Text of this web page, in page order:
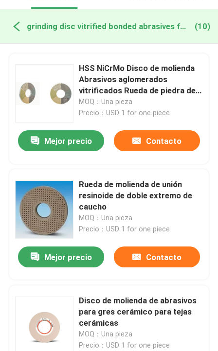
grinding disc vitrified bonded abrasives fabricación en línea (10)
HSS NiCrMo Disco de molienda
Abrasivos aglomerados
vitrificados Rueda de piedra de
molienda
MOQ：Una pieza
Precio：USD 1 for one piece
Mejor precio Contacto
Rueda de molienda de unión
resinoide de doble extremo de
caucho
MOQ：Una pieza
Precio：USD 1 for one piece
Mejor precio Contacto
Disco de molienda de abrasivos
para gres cerámico para tejas
cerámicas
MOQ：Una pieza
Precio：USD 1 for one piece